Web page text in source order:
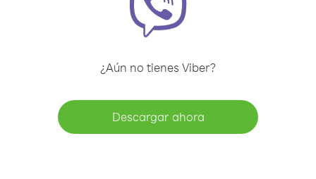
¿Aún no tienes Viber?
Descargar ahora